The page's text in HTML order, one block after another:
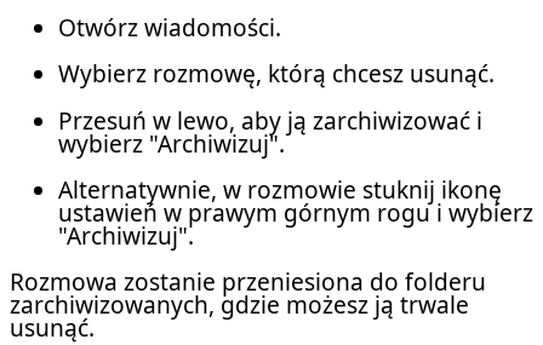
Otwórz wiadomości.
Wybierz rozmowę, którą chcesz usunąć.
Przesuń w lewo, aby ją zarchiwizować i
wybierz "Archiwizuj".
Alternatywnie, w rozmowie stuknij ikonę
ustawień w prawym górnym rogu i wybierz
"Archiwizuj".
Rozmowa zostanie przeniesiona do folderu
zarchiwizowanych, gdzie możesz ją trwale
usunąć.